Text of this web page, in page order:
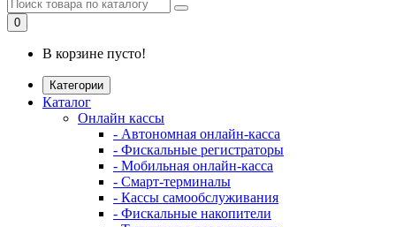
0
В корзине пусто!
Категории
Каталог
Онлайн кассы
- Автономная онлайн-касса
- Фискальные регистраторы
- Мобильная онлайн-касса
- Смарт-терминалы
- Кассы самообслуживания
- Фискальные накопители